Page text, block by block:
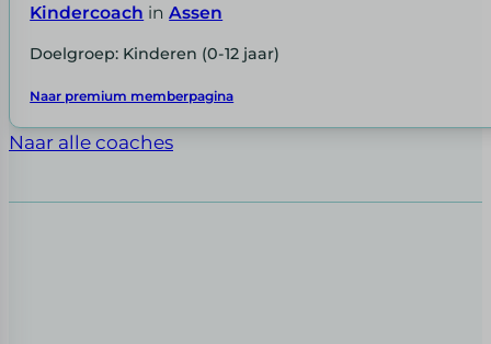
Kindercoach inAssen
Doelgroep: Kinderen (0-12 jaar)
Naar premium memberpagina
Naar alle coaches